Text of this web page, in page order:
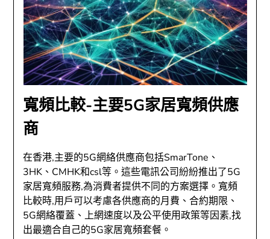
寬頻比較-主要5G家居寬頻供應
商
在香港,主要的5G網絡供應商包括SmarTone、
3HK、CMHK和csl等。這些電訊公司紛紛推出了5G
家居寬頻服務,為消費者提供不同的方案選擇。寬頻
比較時,用戶可以考慮各供應商的月費、合約期限、
5G網絡覆蓋、上網速度以及公平使用政策等因素,找
出最適合自己的5G家居寬頻套餐。